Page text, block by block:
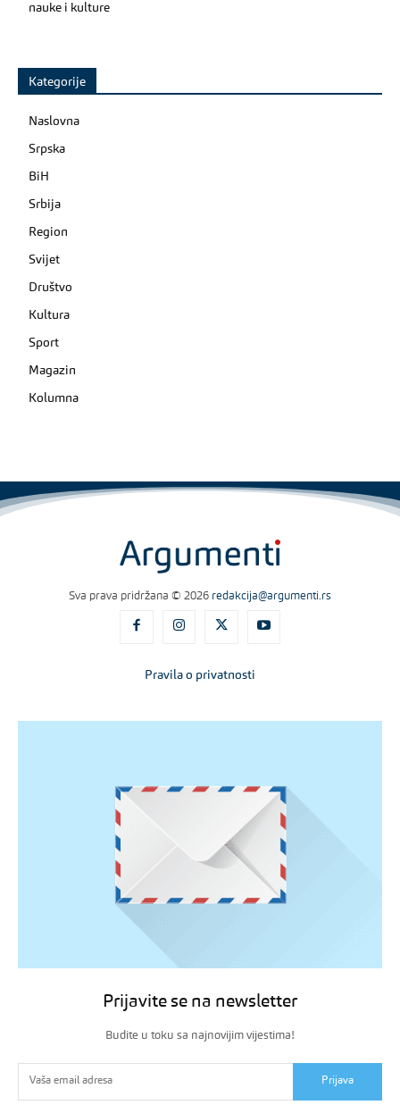
nauke i kulture
Kategorije
Naslovna
Srpska
BiH
Srbija
Region
Svijet
Društvo
Kultura
Sport
Magazin
Kolumna
Sva prava pridržana © 2026 redakcija@argumenti.rs
Pravila o privatnosti
Prijavite se na newsletter
Budite u toku sa najnovijim vijestima!
Prijava